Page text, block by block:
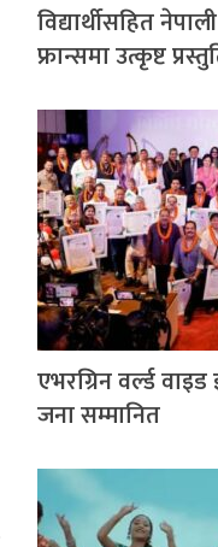
विद्यार्थीसहित
फ्रान्समा उत्कृष्ट
एभरग्रिन वर्ल्ड वाइड
जना सम्मानित